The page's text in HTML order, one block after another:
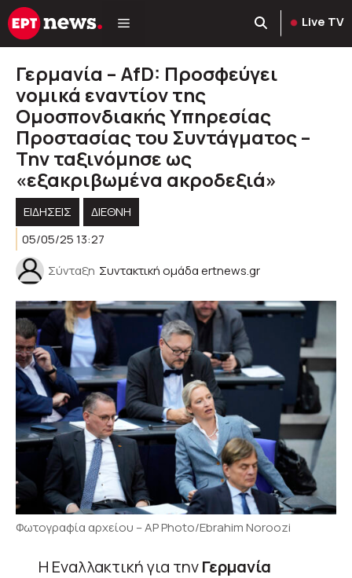
Μετάβαση
σε
Live TV
Γερμανία – AfD: Προσφεύγει
νομικά εναντίον της
Ομοσπονδιακής Υπηρεσίας
Προστασίας του Συντάγματος –
Την ταξινόμησε ως
«εξακριβωμένα ακροδεξιά»
ΕΙΔΗΣΕΙΣ
ΔΙΕΘΝΗ
05/05/25 13:27
Σύνταξη Συντακτική ομάδα ertnews.gr
Φωτογραφία αρχείου – AP Photo/Ebrahim Noroozi
Η Εναλλακτική για τηνΓερμανία